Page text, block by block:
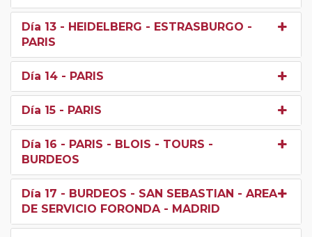
Día 13 - HEIDELBERG - ESTRASBURGO -
PARIS
Día 14 - PARIS
Día 15 - PARIS
Día 16 - PARIS - BLOIS - TOURS -
BURDEOS
Día 17 - BURDEOS - SAN SEBASTIAN - AREA
DE SERVICIO FORONDA - MADRID